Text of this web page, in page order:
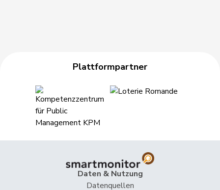
Plattformpartner
Daten & Nutzung
Datenquellen